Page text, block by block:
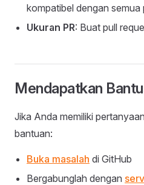
kompatibel dengan
Ukuran PR: Buat pull
Mendapatkan
Jika Anda memiliki
bantuan:
Buka masalah di GitHub
Bergabunglah dengan